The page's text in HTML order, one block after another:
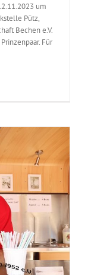
um
Pütz,
Bechen e.V.
Für